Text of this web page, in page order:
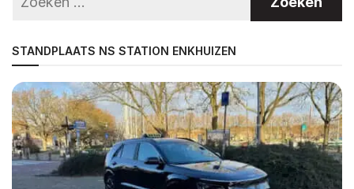
STANDPLAATS NS STATION ENKHUIZEN